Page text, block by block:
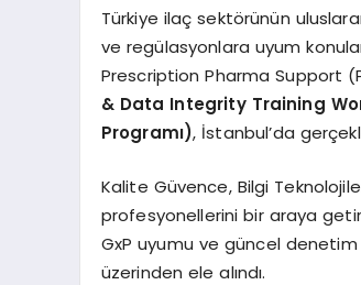
Türkiye ilaç sektörünün
ve regülasyonlara uyum
Prescription Pharma Support
& Data Integrity Training
Programı), İstanbul’da
Kalite Güvence, Bilgi
profesyonellerini bir araya
GxP uyumu ve güncel
üzerinden ele alındı.